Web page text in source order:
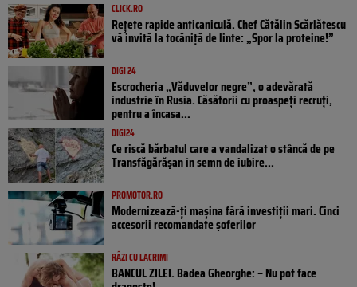
CLICK.RO
Rețete rapide anticaniculă. Chef Cătălin Scărlătescu
vă invită la tocăniță de linte: „Spor la proteine!”
DIGI 24
Escrocheria „Văduvelor negre”, o adevărată
industrie în Rusia. Căsătorii cu proaspeți recruți,
pentru a încasa...
DIGI24
Ce riscă bărbatul care a vandalizat o stâncă de pe
Transfăgărășan în semn de iubire...
PROMOTOR.RO
Modernizează-ți mașina fără investiții mari. Cinci
accesorii recomandate șoferilor
RÂZI CU LACRIMI
BANCUL ZILEI. Badea Gheorghe: – Nu pot face